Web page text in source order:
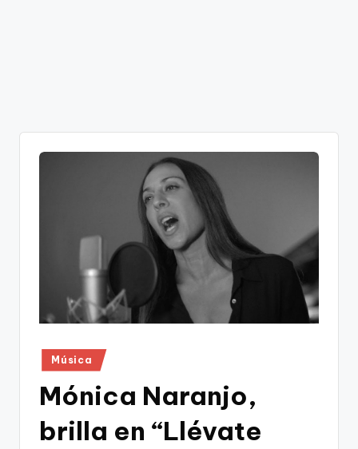
Publicado
en
Música
Mónica Naranjo,
brilla en “Llévate